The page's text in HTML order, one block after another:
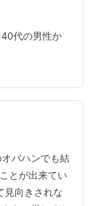
代の男性か
バハンでも結
とが出来てい
見向きされな